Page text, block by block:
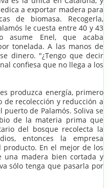
a exportar madera para
de biomasa. Recogerla,
le cuesta entre 40 y 43
asume Enel, que acaba
tonelada. A las manos de
dinero. "¿Tengo que decir
confiesa que no llega a los
produzca energía, primero
de recolección y reducción a
de Palamós. Soliva se
de la materia prima que
del bosque recolecta la
entonces la empresa
En el mejor de los
una madera bien cortada y
sólo tenga que pasarla por